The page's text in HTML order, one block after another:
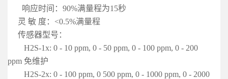
响应时间：90%满量程为15秒
灵 敏 度：<0.5%满量程
传感器型号：
H2S-1x: 0 - 10 ppm, 0 - 50 ppm, 0 - 100 ppm, 0 - 200
ppm 免维护
H2S-2x: 0 - 100 ppm, 0 500 ppm, 0 - 1000 ppm, 0 - 2000